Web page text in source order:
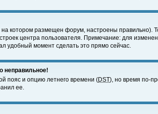
котором размещен форум, настроены
центра пользователя. Примечание: для
удобный момент сделать это прямо сейчас.
неправильное!
пояс и опцию летнего времени (DST), но время по-
ее.